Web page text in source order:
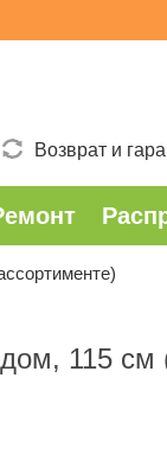
Возврат и
115 см